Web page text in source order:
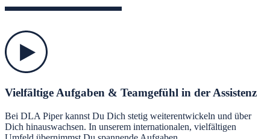
Vielfältige Aufgaben & Teamgefühl in der Assistenz
Bei DLA Piper kannst Du Dich stetig weiterentwickeln und über
Dich hinauswachsen. In unserem internationalen, vielfältigen